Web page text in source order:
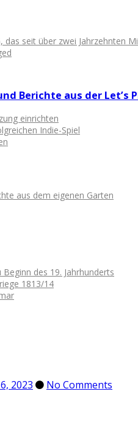
das seit über zwei Jahrzehnten
Berichte aus der Let’s
einrichten
Indie-Spiel
aus dem eigenen Garten
des 19. Jahrhunderts
1813/14
2023 No Comments